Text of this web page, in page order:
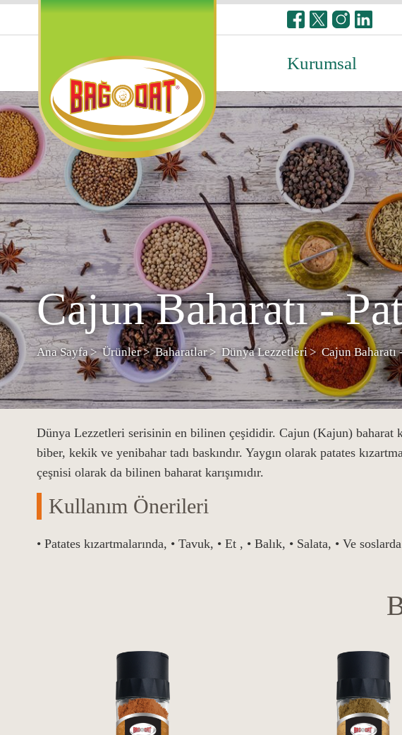
Kurumsal
Cajun Baharatı -
Ana Sayfa Ürünler Baharatlar Dünya Lezzetleri Cajun Baharatı
Dünya Lezzetleri serisinin en bilinen çeşididir. Cajun (Kajun) baharat
biber, kekik ve yenibahar tadı baskındır. Yaygın olarak patates
çeşnisi olarak da bilinen baharat karışımıdır.
Kullanım Önerileri
• Patates kızartmalarında, • Tavuk, • Et , • Balık, • Salata, • Ve